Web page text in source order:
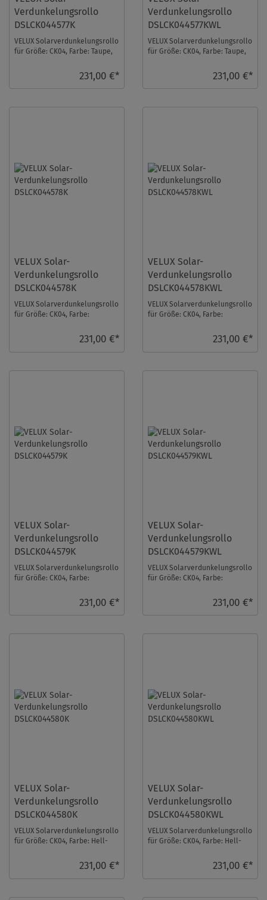
Verdunkelungsrollo
DSLCK044577K
VELUX Solarverdunkelungsrollo
für Größe: CK04, Farbe: Taupe,
231,00 €*
Verdunkelungsrollo
DSLCK044577KWL
VELUX Solarverdunkelungsrollo
für Größe: CK04, Farbe: Taupe,
231,00 €*
VELUX Solar-
Verdunkelungsrollo
DSLCK044578K
VELUX Solarverdunkelungsrollo
für Größe: CK04, Farbe:
homecontrol komp ...231,00 €*
VELUX Solar-
Verdunkelungsrollo
DSLCK044578KWL
VELUX Solarverdunkelungsrollo
für Größe: CK04, Farbe:
231,00 €*
VELUX Solar-
Verdunkelungsrollo
DSLCK044579K
VELUX Solarverdunkelungsrollo
für Größe: CK04, Farbe:
Schiene, io-homeco ...231,00 €*
VELUX Solar-
Verdunkelungsrollo
DSLCK044579KWL
VELUX Solarverdunkelungsrollo
für Größe: CK04, Farbe:
231,00 €*
VELUX Solar-
Verdunkelungsrollo
DSLCK044580K
VELUX Solarverdunkelungsrollo
für Größe: CK04, Farbe: Hell-
homecontrol kom ...231,00 €*
VELUX Solar-
Verdunkelungsrollo
DSLCK044580KWL
VELUX Solarverdunkelungsrollo
für Größe: CK04, Farbe: Hell-
231,00 €*